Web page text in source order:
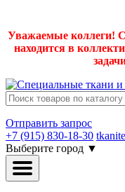
Уважаемые коллеги! С
находится в
Отправить запрос
+7 (915) 830-18-30
Выберите город ▼